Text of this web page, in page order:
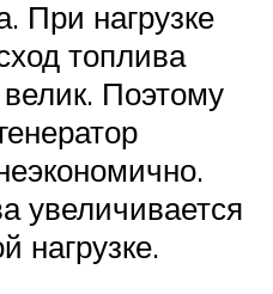
При нагрузке
топлива
Поэтому
увеличивается
нагрузке.